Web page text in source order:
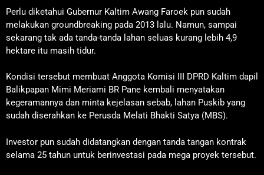
Perlu diketahui Gubernur Kaltim Awang Faroek pun sudah
melakukan groundbreaking pada 2013 lalu. Namun, sampai
sekarang tak ada tanda-tanda lahan seluas kurang lebih 4,9
hektare itu masih tidur.
Kondisi tersebut membuat Anggota Komisi III DPRD Kaltim dapil
Balikpapan Mimi Meriami BR Pane kembali menyatakan
kegeramannya dan minta kejelasan sebab, lahan Puskib yang
sudah diserahkan ke Perusda Melati Bhakti Satya (MBS).
Investor pun sudah didatangkan dengan tanda tangan kontrak
selama 25 tahun untuk berinvestasi pada mega proyek tersebut.